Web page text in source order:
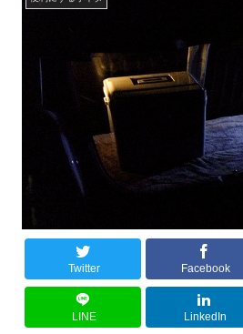
Twitter Facebook
LINE LinkedIn